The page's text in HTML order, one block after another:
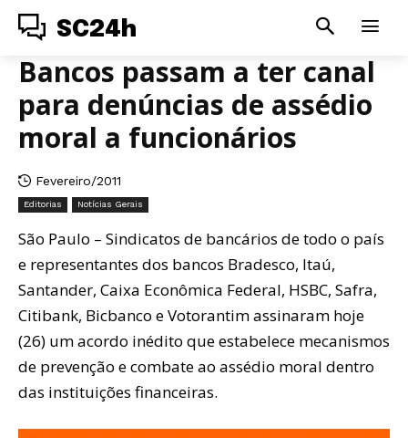
SC24h
Bancos passam a ter canal
para denúncias de assédio
moral a funcionários
Fevereiro/2011
Editorias Notícias Gerais
São Paulo – Sindicatos de bancários de todo o país
e representantes dos bancos Bradesco, Itaú,
Santander, Caixa Econômica Federal, HSBC, Safra,
Citibank, Bicbanco e Votorantim assinaram hoje
(26) um acordo inédito que estabelece mecanismos
de prevenção e combate ao assédio moral dentro
das instituições financeiras.